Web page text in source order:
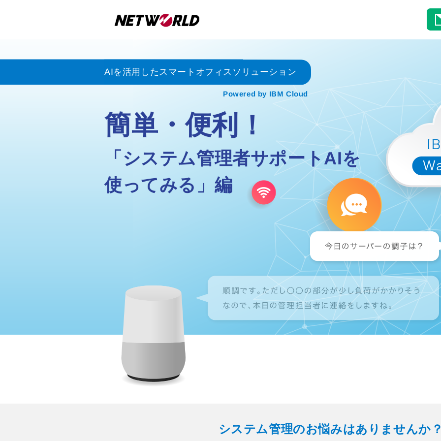
AIを活用したスマートオフィスソリューション
Powered by IBM Cloud
簡単・便利！
「システム管理者サポートAIを
使ってみる」編
システム管理のお悩みはありませんか